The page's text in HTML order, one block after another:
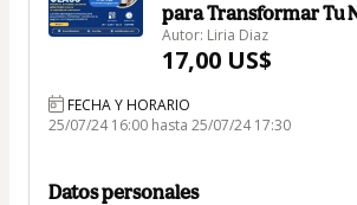
para Transformar Tu
Autor: Liria Diaz
17,00 US$
FECHA Y HORARIO
25/07/24 16:00 hasta 25/07/24 17:30
Datos personales